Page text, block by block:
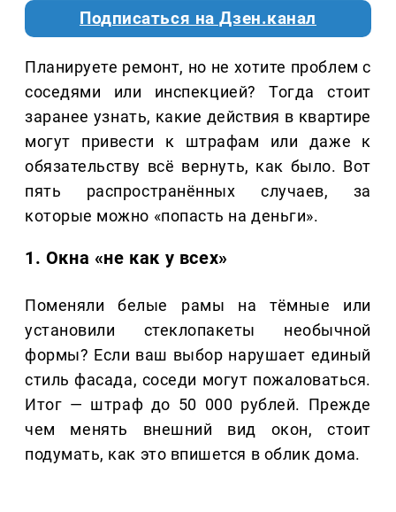
Подписаться на Дзен.канал
Планируете ремонт, но не хотите проблем с
соседями или инспекцией? Тогда стоит
заранее узнать, какие действия в квартире
могут привести к штрафам или даже к
обязательству всё вернуть, как было. Вот
пять распространённых случаев, за
которые можно «попасть на деньги».
1. Окна «не как у всех»
Поменяли белые рамы на тёмные или
установили стеклопакеты необычной
формы? Если ваш выбор нарушает единый
стиль фасада, соседи могут пожаловаться.
Итог — штраф до 50 000 рублей. Прежде
чем менять внешний вид окон, стоит
подумать, как это впишется в облик дома.